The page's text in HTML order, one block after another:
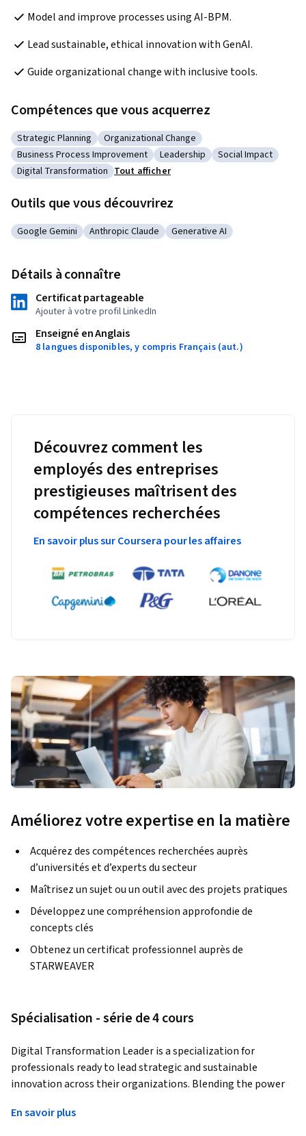
Model and improve processes using AI-BPM.
Lead sustainable, ethical innovation with GenAI.
Guide organizational change with inclusive tools.
Compétences que vous acquerrez
Catégorie : Strategic Planning
Strategic Planning Catégorie : Organizational Change
Organizational Change
Catégorie : Business Process Improvement
Business Process Improvement Catégorie : Leadership
Leadership Catégorie : Social
Social Impact
Catégorie : Digital Transformation
Digital Transformation Tout afficher
Outils que vous découvrirez
Catégorie : Google Gemini
Google Gemini Catégorie : Anthropic Claude
Anthropic Claude Catégorie : Generative AI
Generative AI
Détails à connaître
Certificat partageable
Ajouter à votre profil LinkedIn
Enseigné en Anglais
8 langues disponibles, y compris Français (aut.)
Découvrez comment les
employés des entreprises
prestigieuses maîtrisent des
compétences recherchées
En savoir plus sur Coursera pour les affaires
Améliorez votre expertise en la matière
Acquérez des compétences recherchées auprès
d’universités et d’experts du secteur
Maîtrisez un sujet ou un outil avec des projets pratiques
Développez une compréhension approfondie de
concepts clés
Obtenez un certificat professionnel auprès de
STARWEAVER
Spécialisation - série de 4 cours
Digital Transformation Leader is a specialization for
professionals ready to lead strategic and sustainable
innovation across their organizations. Blending the power
change leadership, this program equips learners with
En savoir plus